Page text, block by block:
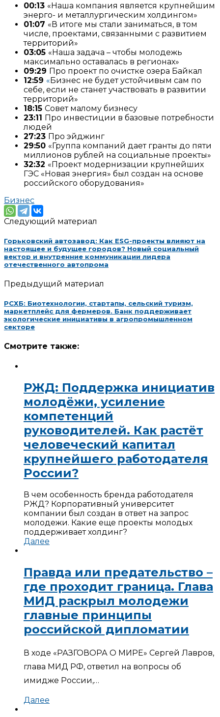
00:13 «Наша компания является крупнейшим
энерго- и металлургическим холдингом»
01:07 «В итоге мы стали заниматься, в том
числе, проектами, связанными с развитием
территорий»
03:05 «Наша задача – чтобы молодежь
максимально оставалась в регионах»
09:29 Про проект по очистке озера Байкал
12:59 «Бизнес не будет устойчивым сам по
себе, если не станет участвовать в развитии
территорий»
18:15 Совет малому бизнесу
23:11 Про инвестиции в базовые потребности
людей
27:23 Про эйджинг
29:50 «Группа компаний дает гранты до пяти
миллионов рублей на социальные проекты»
32:32 «Проект модернизации крупнейших
ГЭС «Новая энергия» был создан на основе
российского оборудования»
Бизнес
Следующий материал
Горьковский автозавод: Как ESG-проекты влияют на
настоящее и будущее городов? Новый социальный
вектор и внутренние коммуникации лидера
отечественного автопрома
Предыдущий материал
РСХБ: Биотехнологии, стартапы, сельский туризм,
маркетплейс для фермеров. Банк поддерживает
экологические инициативы в агропромышленном
секторе
Смотрите также:
РЖД: Поддержка инициатив
молодёжи, усиление
компетенций
руководителей. Как растёт
человеческий капитал
крупнейшего работодателя
России?
В чем особенность бренда работодателя
РЖД? Корпоративный университет
компании был создан в ответ на запрос
молодежи. Какие еще проекты молодых
поддерживает холдинг?
Далее
Правда или предательство –
где проходит граница. Глава
МИД раскрыл молодежи
главные принципы
российской дипломатии
В ходе «РАЗГОВОРА О МИРЕ» Сергей Лавров,
глава МИД РФ, ответил на вопросы об
имидже России,…
Далее